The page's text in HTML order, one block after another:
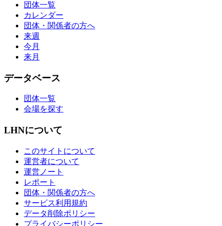
団体一覧
カレンダー
団体・関係者の方へ
来週
今月
来月
データベース
団体一覧
会場を探す
LHNについて
このサイトについて
運営者について
運営ノート
レポート
団体・関係者の方へ
サービス利用規約
データ削除ポリシー
プライバシーポリシー